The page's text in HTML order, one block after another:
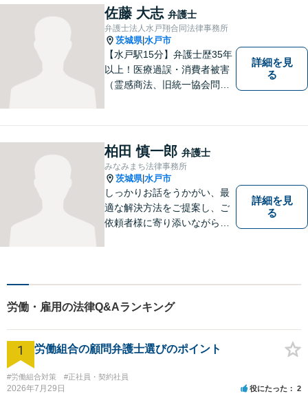
りごとがあればお気軽にご相
談ください！お一人おひとり
に誠実に向き合います。
佐藤 大志 弁護士
弁護士法人水戸翔合同法律事務所
茨城県|水戸市
【水戸駅15分】弁護士歴35年
以上！医療過誤・消費者被害
（霊感商法、旧統一協会問題
め、日々勉強、積極的に行動
し、解決へと導いてまいりま
す。お気軽にご相談くださ
い。【メール24時間受付中】
詳細を見
る
柏田 慎一郎 弁護士
みなみまち法律事務所
茨城県|水戸市
しっかりお話をうかがい、最
適な解決方法をご提案し、ご
依頼者様に寄り添いながら全
詳細を見
る
労働・雇用の法律Q&Aランキング
1 労働組合の顧問弁護士選びのポイント
#労働組合対策 #正社員・契約社員
2026年7月29日 役にたった 2